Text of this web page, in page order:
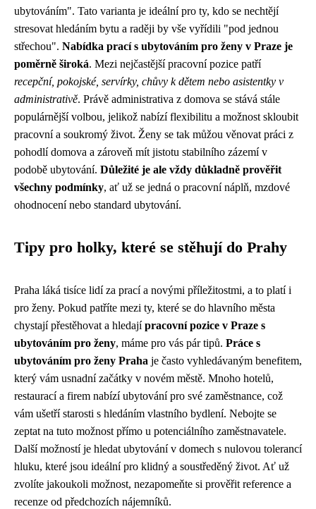
ubytováním". Tato varianta je ideální pro ty, kdo se nechtějí
stresovat hledáním bytu a raději by vše vyřídili "pod jednou
střechou". Nabídka prací s ubytováním pro ženy v Praze je
poměrně široká. Mezi nejčastější pracovní pozice patří
recepční, pokojské, servírky, chůvy k dětem nebo asistentky v
administrativě. Právě administrativa z domova se stává stále
populárnější volbou, jelikož nabízí flexibilitu a možnost skloubit
pracovní a soukromý život. Ženy se tak můžou věnovat práci z
pohodlí domova a zároveň mít jistotu stabilního zázemí v
podobě ubytování. Důležité je ale vždy důkladně prověřit
všechny podmínky, ať už se jedná o pracovní náplň, mzdové
ohodnocení nebo standard ubytování.
Tipy pro holky, které se stěhují do Prahy
Praha láká tisíce lidí za prací a novými příležitostmi, a to platí i
pro ženy. Pokud patříte mezi ty, které se do hlavního města
chystají přestěhovat a hledajípracovní pozice v Praze s
ubytováním pro ženy, máme pro vás pár tipů. Práce s
ubytováním pro ženy Praha je často vyhledávaným benefitem,
který vám usnadní začátky v novém městě. Mnoho hotelů,
restaurací a firem nabízí ubytování pro své zaměstnance, což
vám ušetří starosti s hledáním vlastního bydlení. Nebojte se
zeptat na tuto možnost přímo u potenciálního zaměstnavatele.
Další možností je hledat ubytování v domech s nulovou tolerancí
hluku, které jsou ideální pro klidný a soustředěný život. Ať už
zvolíte jakoukoli možnost, nezapomeňte si prověřit reference a
recenze od předchozích nájemníků.